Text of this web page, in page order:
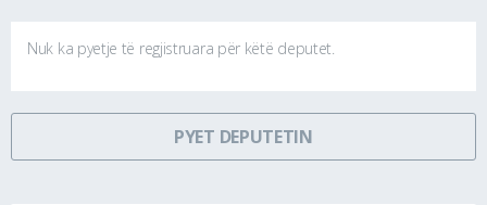
Nuk ka pyetje të regjistruara për këtë deputet.
PYET DEPUTETIN